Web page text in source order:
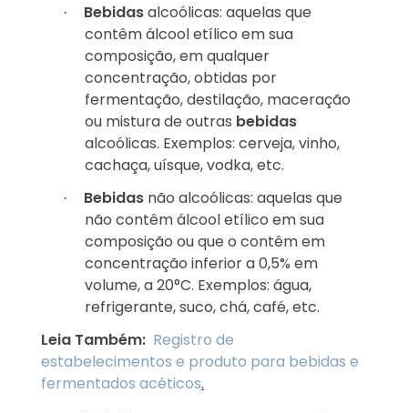
· Bebidasalcoólicas: aquelas que
contêm álcool etílico em sua
composição, em qualquer
concentração, obtidas por
fermentação, destilação, maceração
ou mistura de outras bebidas
alcoólicas. Exemplos: cerveja, vinho,
cachaça, uísque, vodka, etc.
· Bebidas não alcoólicas: aquelas que
não contêm álcool etílico em sua
composição ou que o contêm em
concentração inferior a 0,5% em
volume, a 20°C. Exemplos: água,
refrigerante, suco, chá, café, etc.
Leia Também: Registro de
estabelecimentos e produto para bebidas e
fermentados acéticos.